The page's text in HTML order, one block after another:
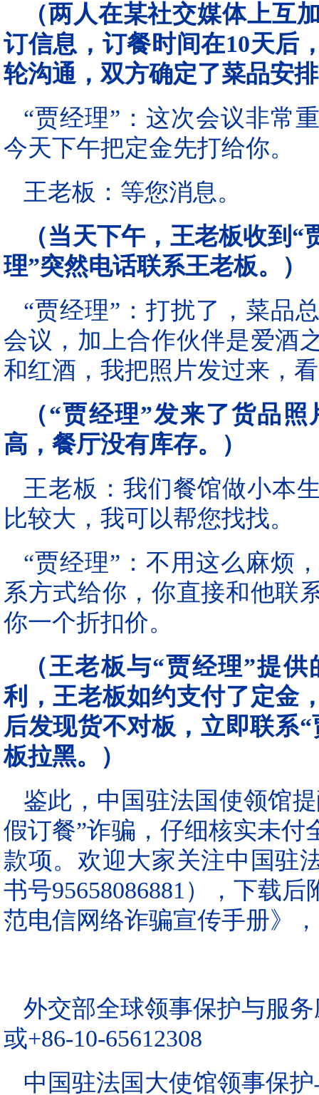
（两人在某社交媒体上互
订信息，订餐时间在10天后
轮沟通，双方确定了菜品安
“贾经理”：这次会议非常
今天下午把定金先打给你。
王老板：等您消息。
（当天下午，王老板收到
理”突然电话联系王老板。）
“贾经理”：打扰了，菜品
会议，加上合作伙伴是爱酒
和红酒，我把照片发过来，
（“贾经理”发来了货品
高，餐厅没有库存。）
王老板：我们餐馆做小本
比较大，我可以帮您找找。
“贾经理”：不用这么麻烦
系方式给你，你直接和他联
你一个折扣价。
（王老板与“贾经理”提
利，王老板如约支付了定金
后发现货不对板，立即联系
板拉黑。）
鉴此，中国驻法国使领馆
假订餐”诈骗，仔细核实未
款项。欢迎大家关注中国驻
书号95658086881），下载
范电信网络诈骗宣传手册》
外交部全球领事保护与服务
或+86-10-65612308
中国驻法国大使馆领事保护